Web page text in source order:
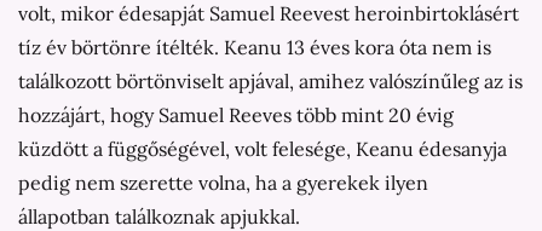
volt, mikor édesapját Samuel Reevest heroinbirtoklásért
tíz év börtönre ítélték. Keanu 13 éves kora óta nem is
találkozott börtönviselt apjával, amihez valószínűleg az is
hozzájárt, hogy Samuel Reeves több mint 20 évig
küzdött a függőségével, volt felesége, Keanu édesanyja
pedig nem szerette volna, ha a gyerekek ilyen
állapotban találkoznak apjukkal.